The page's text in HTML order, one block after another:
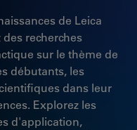
de Leica
recherches
sur le thème de
débutants, les
dans leur
Explorez les
d'application,